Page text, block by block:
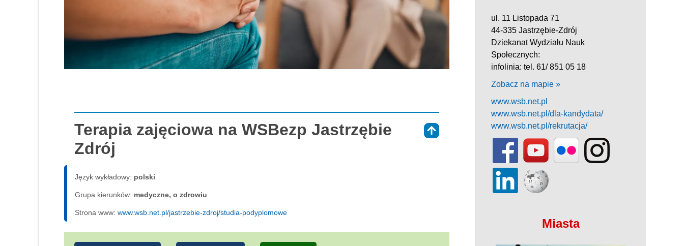
Terapia zajęciowa na WSBezp Jastrzębie
Zdrój
Język wykładowy: polski
Grupa kierunków: medyczne, o zdrowiu
Strona www: www.wsb.net.pl/jastrzebie-zdroj/studia-podyplomowe
ul. 11 Listopada 71
44-335 Jastrzębie-Zdrój
Dziekanat Wydziału Nauk
Społecznych:
infolinia: tel. 61/ 851 05 18
Zobacz na mapie »
www.wsb.net.pl
www.wsb.net.pl/dla-kandydata/
www.wsb.net.pl/rekrutacja/
Miasta